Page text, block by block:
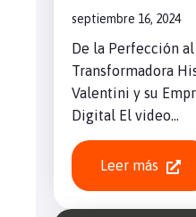
septiembre 16, 2024
De la Perfección
Transformadora
Valentini y su
Digital El video...
Leer más